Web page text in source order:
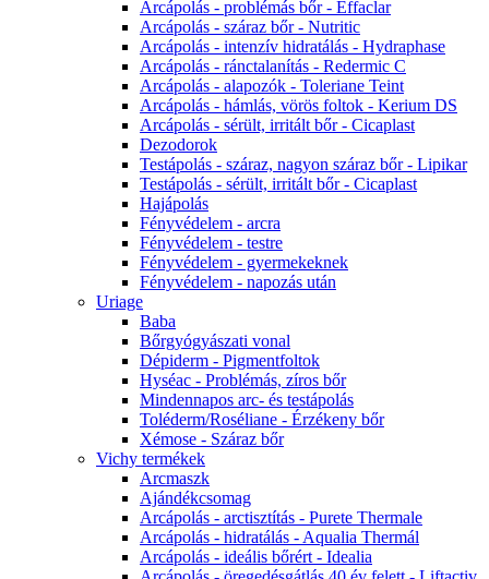
Arcápolás - problémás bőr - Effaclar
Arcápolás - száraz bőr - Nutritic
Arcápolás - intenzív hidratálás - Hydraphase
Arcápolás - ránctalanítás - Redermic C
Arcápolás - alapozók - Toleriane Teint
Arcápolás - hámlás, vörös foltok - Kerium DS
Arcápolás - sérült, irritált bőr - Cicaplast
Dezodorok
Testápolás - száraz, nagyon száraz bőr - Lipikar
Testápolás - sérült, irritált bőr - Cicaplast
Hajápolás
Fényvédelem - arcra
Fényvédelem - testre
Fényvédelem - gyermekeknek
Fényvédelem - napozás után
Uriage
Baba
Bőrgyógyászati vonal
Dépiderm - Pigmentfoltok
Hyséac - Problémás, zíros bőr
Mindennapos arc- és testápolás
Toléderm/Roséliane - Érzékeny bőr
Xémose - Száraz bőr
Vichy termékek
Arcmaszk
Ajándékcsomag
Arcápolás - arctisztítás - Purete Thermale
Arcápolás - hidratálás - Aqualia Thermál
Arcápolás - ideális bőrért - Idealia